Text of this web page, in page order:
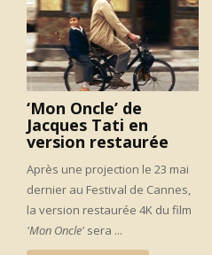
‘Mon Oncle’ de
Jacques Tati en
version restaurée
Après une projection le 23 mai
dernier au Festival de Cannes,
la version restaurée 4K du film
'Mon Oncle' sera ...